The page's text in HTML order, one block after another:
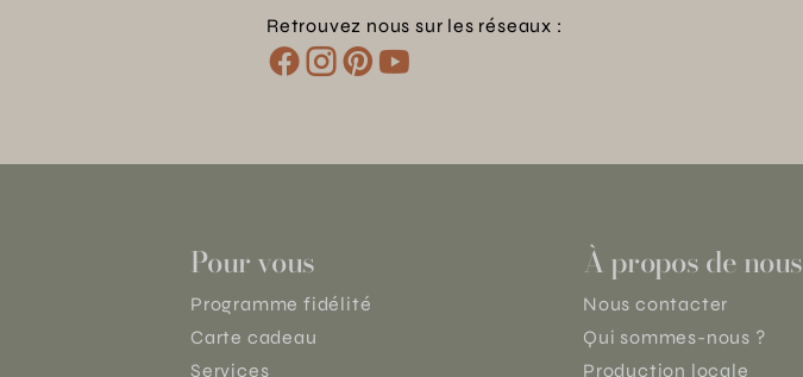
Retrouvez nous sur les réseaux :
Pour vous
Programme fidélité
Carte cadeau
Services
À propos de nous
Nous contacter
Qui sommes-nous ?
Production locale